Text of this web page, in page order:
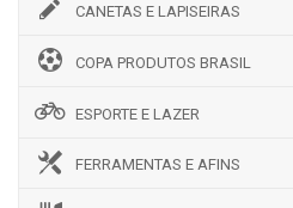
CANETAS E LAPISEIRAS
COPA PRODUTOS BRASIL
ESPORTE E LAZER
FERRAMENTAS E AFINS